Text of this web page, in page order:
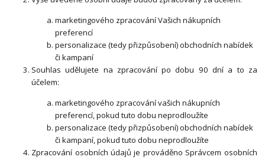
marketingového zpracování Vašich nákupních
preferencí
personalizace (tedy přizpůsobení) obchodních nabídek
či kampaní
Souhlas udělujete na zpracování po dobu 90 dní a to za
účelem:
marketingového zpracování vašich nákupních
preferencí, pokud tuto dobu neprodloužíte
personalizace (tedy přizpůsobení) obchodních nabídek
či kampaní, pokud tuto dobu neprodloužíte
Zpracování osobních údajů je prováděno Správcem osobních